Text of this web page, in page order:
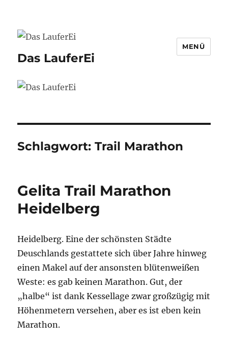
Das LauferEi
MENÜ
Schlagwort:Trail Marathon
Gelita Trail Marathon
Heidelberg
Heidelberg. Eine der schönsten Städte
Deuschlands gestattete sich über Jahre hinweg
einen Makel auf der ansonsten blütenweißen
Weste: es gab keinen Marathon. Gut, der
„halbe“ ist dank Kessellage zwar großzügig mit
Höhenmetern versehen, aber es ist eben kein
Marathon.